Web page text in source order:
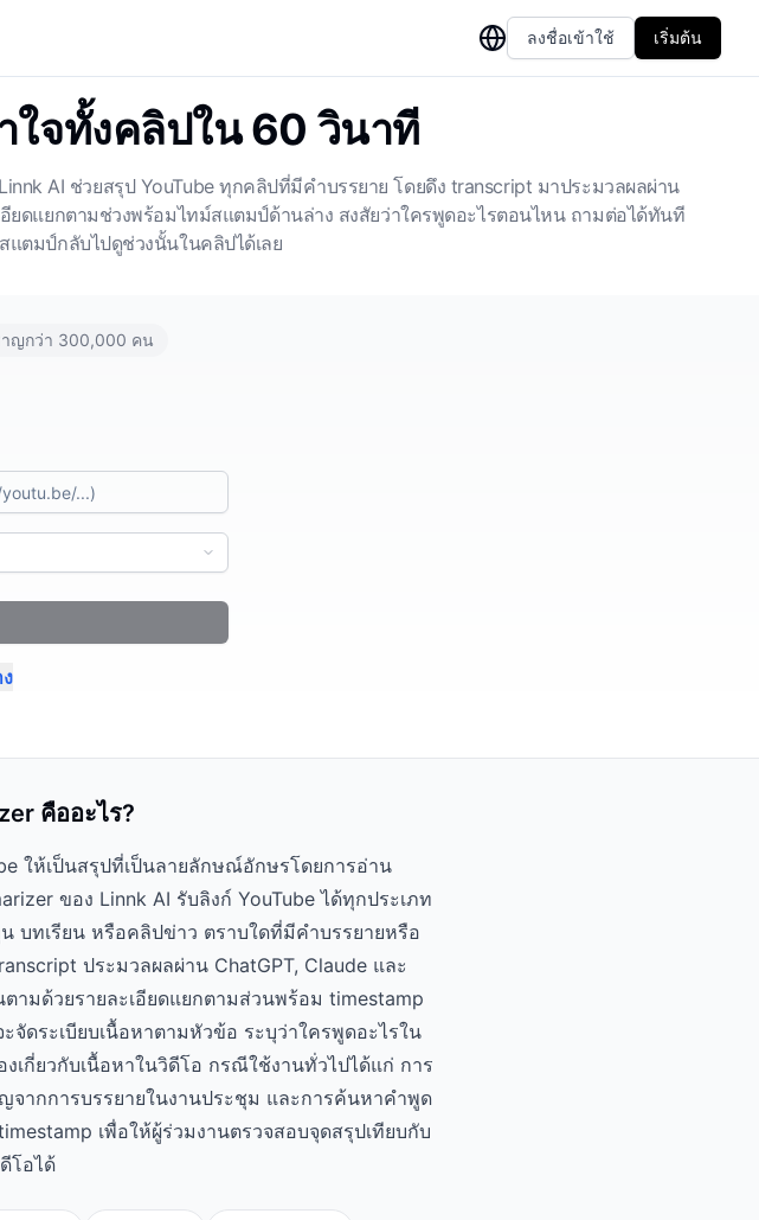
ลงชื่อเข้าใช้ เริ่มต้น
ใจทั้งคลิปใน 60 วินาที
AI ช่วยสรุป YouTube ทุกคลิปที่มีคำบรรยาย โดยดึง transcript มาประมวลผลผ่าน
ยดแยกตามช่วงพร้อมไทม์สแตมป์ด้านล่าง สงสัยว่าใครพูดอะไรตอนไหน ถามต่อได้ทันที
แตมป์กลับไปดูช่วงนั้นในคลิปได้เลย
าญกว่า 300,000 คน
คืออะไร?
ให้เป็นสรุปที่เป็นลายลักษณ์อักษรโดยการอ่าน
ของ Linnk AI รับลิงก์ YouTube ได้ทุกประเภท
บทเรียน หรือคลิปข่าว ตราบใดที่มีคำบรรยายหรือ
ประมวลผลผ่าน ChatGPT, Claude และ
ามด้วยรายละเอียดแยกตามส่วนพร้อม timestamp
จัดระเบียบเนื้อหาตามหัวข้อ ระบุว่าใครพูดอะไรใน
เกี่ยวกับเนื้อหาในวิดีโอ กรณีใช้งานทั่วไปได้แก่ การ
ากการบรรยายในงานประชุม และการค้นหาคำพูด
เพื่อให้ผู้ร่วมงานตรวจสอบจุดสรุปเทียบกับ
โอได้